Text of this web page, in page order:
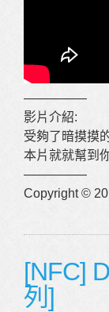
—————
影片介紹:
受夠了暗摸摸
本片就就幫到
—————
Copyright ©
[NFC]
列]